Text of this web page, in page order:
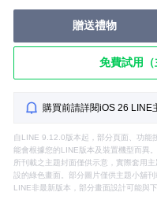
贈送禮物
免費試用（
購買前請詳閱iOS 26 LINE
自LINE 9.12.0版本起，部分頁面、功能
能會根據您的LINE版本及裝置機型而異
所刊載之主題封面僅供示意，實際套用
設的綠色畫面。部分圖片僅供主題小舖
LINE非最新版本，部分畫面設計可能與